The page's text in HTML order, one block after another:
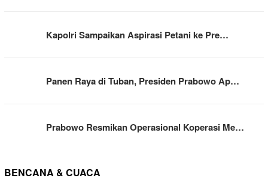
Kapolri Sampaikan Aspirasi Petani ke Pre…
Panen Raya di Tuban, Presiden Prabowo Ap…
Prabowo Resmikan Operasional Koperasi Me…
BENCANA & CUACA